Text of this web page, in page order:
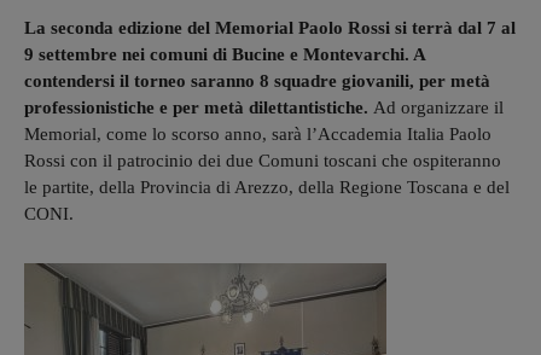
La seconda edizione del Memorial Paolo Rossi si terrà dal 7 al
9 settembre nei comuni di Bucine e Montevarchi. A
contendersi il torneo saranno 8 squadre giovanili, per metà
professionistiche e per metà dilettantistiche. Ad organizzare il
Memorial, come lo scorso anno, sarà l’Accademia Italia Paolo
Rossi con il patrocinio dei due Comuni toscani che ospiteranno
le partite, della Provincia di Arezzo, della Regione Toscana e del
CONI.